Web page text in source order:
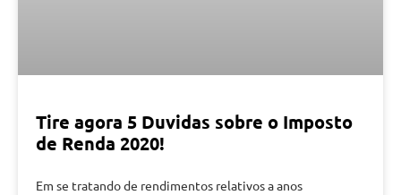
Tire agora 5 Duvidas sobre o Imposto
de Renda 2020!
Em se tratando de rendimentos relativos a anos